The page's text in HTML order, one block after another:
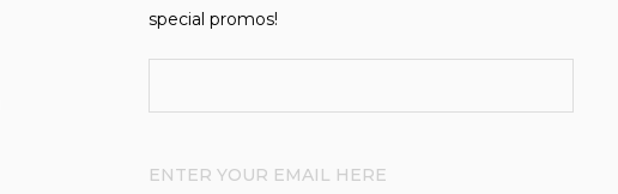
special promos!